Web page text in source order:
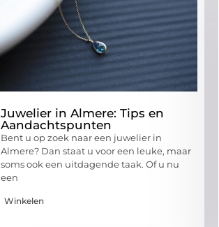
Juwelier in Almere: Tips en
Aandachtspunten
Bent u op zoek naar een juwelier in
Almere? Dan staat u voor een leuke, maar
soms ook een uitdagende taak. Of u nu
een
Winkelen